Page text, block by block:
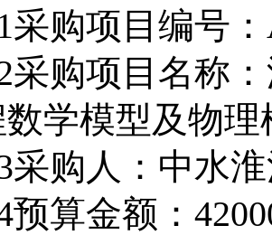
采购项目编号：
采购项目名称
学模型及物
采购人：中水
预算金额：